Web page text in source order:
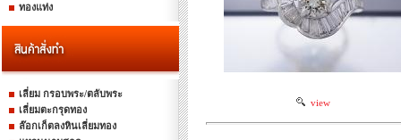
ทองแท่ง
เลี่ยม กรอบพระ/ตลับพระ
เลี่ยมตะกรุดทอง
ล๊อกเก็ตลงหินเลี่ยมทอง
view